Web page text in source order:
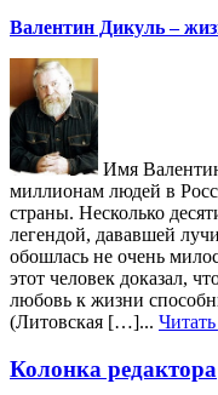
Валентин Дикуль –
Имя
миллионам людей в
страны. Несколько
легендой, дававшей
обошлась не очень
этот человек доказал,
любовь к жизни
(Литовская […]...
Колонка редактора